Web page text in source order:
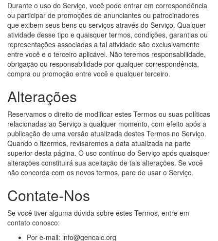
Durante o uso do Serviço, você pode entrar em correspondência
ou participar de promoções de anunciantes ou patrocinadores
que exibem seus bens ou serviços através do Serviço. Qualquer
atividade desse tipo e quaisquer termos, condições, garantias ou
representações associadas a tal atividade são exclusivamente
entre você e o terceiro aplicável. Não teremos responsabilidade,
obrigação ou responsabilidade por qualquer correspondência,
compra ou promoção entre você e qualquer terceiro.
Alterações
Reservamos o direito de modificar estes Termos ou suas políticas
relacionadas ao Serviço a qualquer momento, com efeito após a
publicação de uma versão atualizada destes Termos no Serviço.
Quando o fizermos, revisaremos a data atualizada na parte
superior desta página. O uso contínuo do Serviço após quaisquer
alterações constituirá sua aceitação de tais alterações. Se você
não concorda com os novos termos, pare de usar o Serviço.
Contate-Nos
Se você tiver alguma dúvida sobre estes Termos, entre em
contato conosco:
Por e-mail: info@gencalc.org